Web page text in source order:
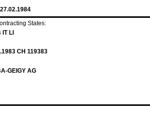
27.02.1984
States:
LI
CH 119383
GEIGY AG